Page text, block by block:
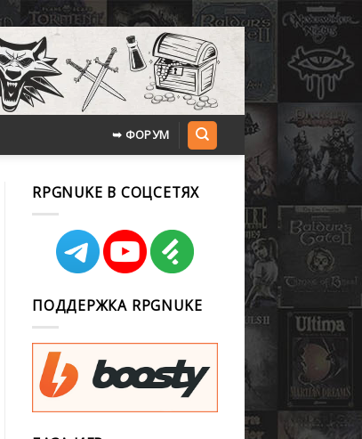
➥ ФОРУМ
RPGNUKE В СОЦСЕТЯХ
ПОДДЕРЖКА RPGNUKE